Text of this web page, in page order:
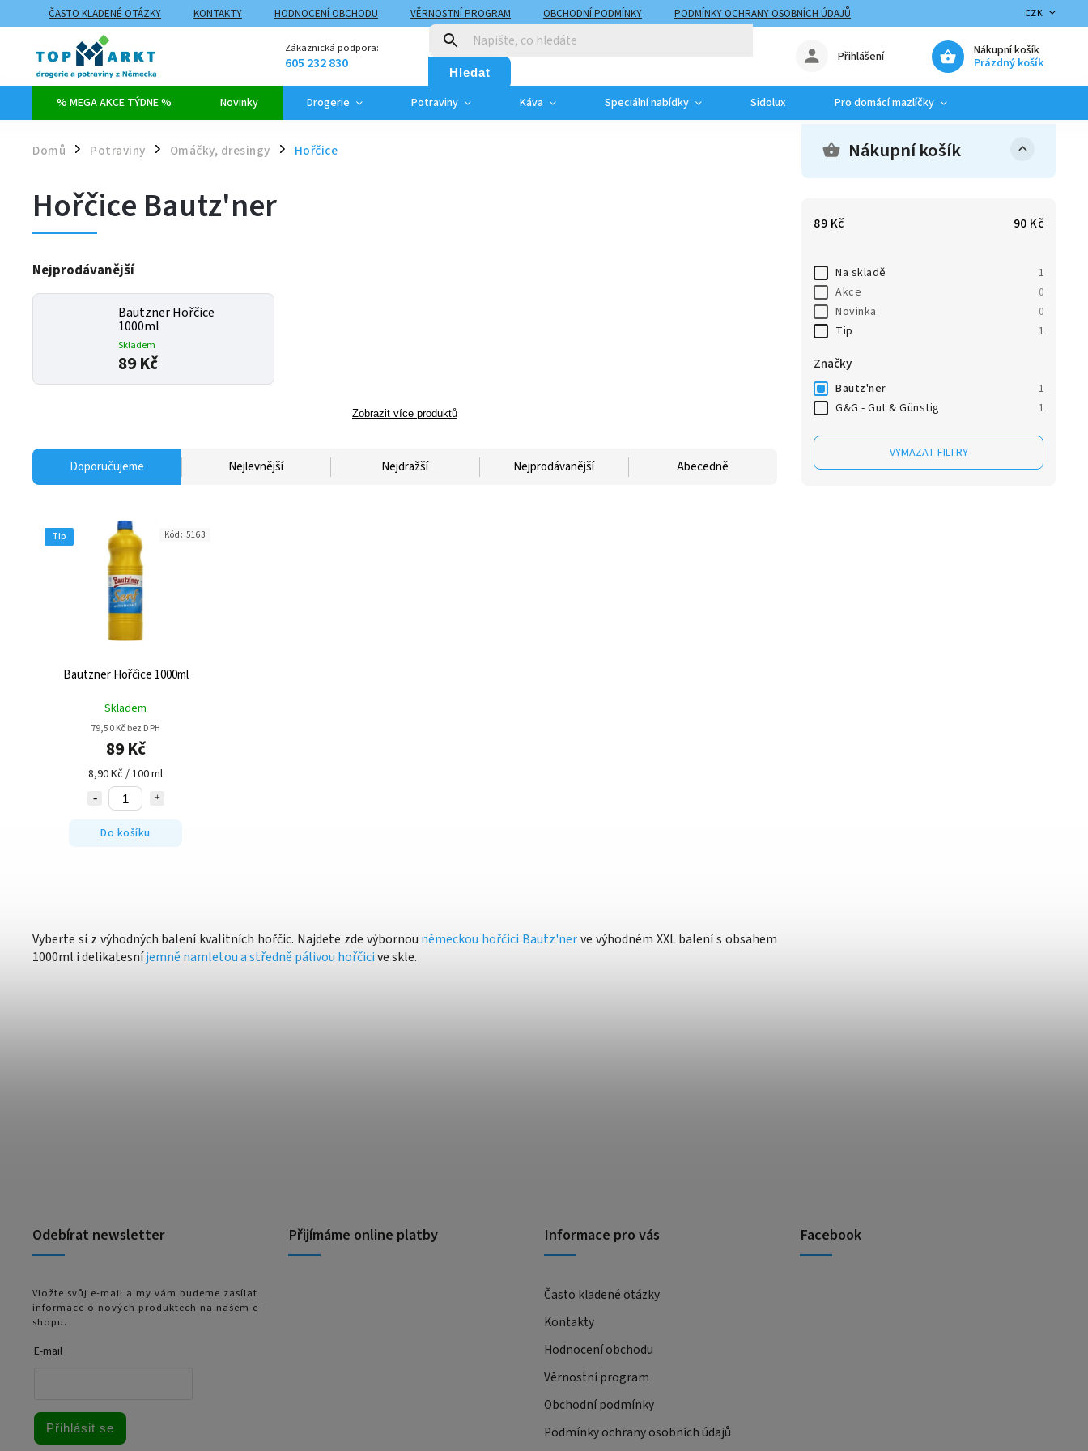
ČASTO KLADENÉ OTÁZKY KONTAKTY HODNOCENÍ OBCHODU VĚRNOSTNÍ PROGRAM OBCHODNÍ PODMÍNKY
PODMÍNKY OCHRANY OSOBNÍCH ÚDAJŮ
ZPŮSOBY DOPRAVY A PLATBY
MOJE OBJEDNÁVKA
CZK
Zákaznická podpora:
605 232 830 Hledat
Nákupní košík
Prázdný košík
Přihlášení
% MEGA AKCE TÝDNE % Novinky Drogerie Potraviny Káva Speciální nabídky Sidolux Pro domácí mazlíčky
Domů / Potraviny / Omáčky, dresingy / Hořčice Nákupní košík
89 Kč 90 Kč
Na skladě 1
Akce 0
Novinka 0
Tip 1
Značky
Bautz'ner 1
G&G - Gut & Günstig 1
VYMAZAT FILTRY
Hořčice Bautz'ner
Nejprodávanější
Bautzner Hořčice
1000ml
Skladem
89 Kč
Zobrazit více produktů
Doporučujeme Nejlevnější Nejdražší Nejprodávanější Abecedně
Tip
Bautzner Hořčice 1000ml
Skladem
79,50 Kč bez DPH
89 Kč
8,90 Kč / 100 ml
Do košíku
Kód: 5163
Vyberte si z výhodných balení kvalitních hořčic. Najdete zde výbornou německou hořčici Bautz'nerve výhodném XXL balení s obsahem
1000ml i delikatesníjemně namletou a středně pálivou hořčicive skle.
Odebírat newsletter
Vložte svůj e-mail a my vám budeme zasílat
informace o nových produktech na našem e-
shopu.
E-mail
Přihlásit se
Přijímáme online platby Informace pro vás
Často kladené otázky
Kontakty
Hodnocení obchodu
Věrnostní program
Obchodní podmínky
Podmínky ochrany osobních údajů
Facebook